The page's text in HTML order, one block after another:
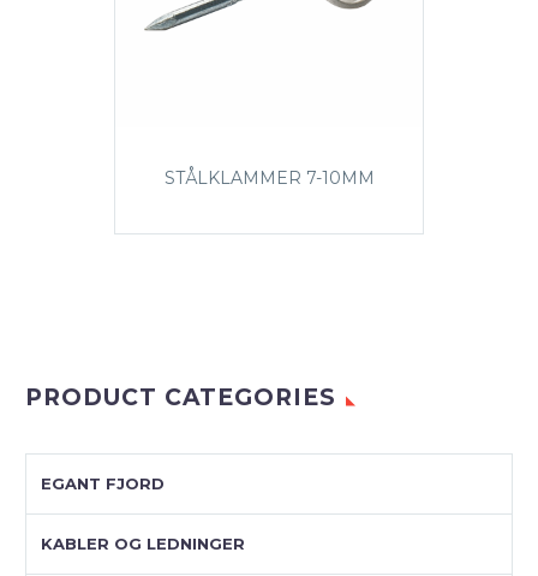
STÅLKLAMMER 7-10MM
PRODUCT CATEGORIES
EGANT FJORD
KABLER OG LEDNINGER